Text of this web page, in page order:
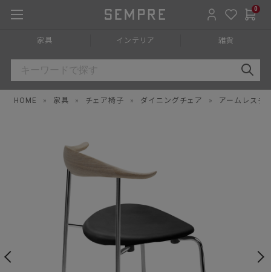
0
家具 インテリア 雑貨
HOME » 家具 » チェア椅子 » ダイニングチェア » アームレスチ